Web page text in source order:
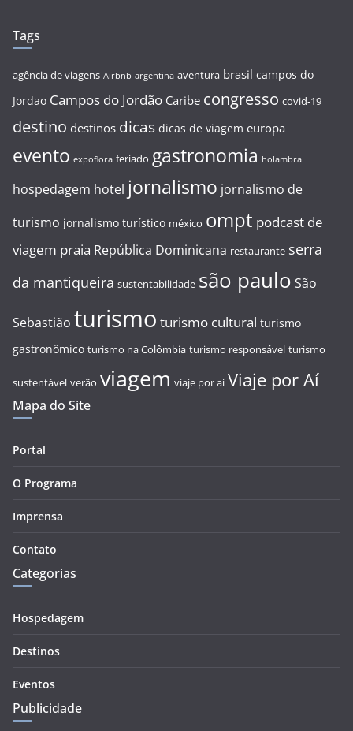
Tags
agência de viagens Airbnb argentina aventura brasil campos do
Jordao Campos do Jordão Caribe congresso covid-19
destino destinos dicas dicas de viagem europa
evento expoflora feriado gastronomia holambra
hospedagem hotel jornalismo jornalismo de
turismo jornalismo turístico méxico ompt podcast de
viagem praia República Dominicana restaurante serra
da mantiqueira sustentabilidade são paulo São
Sebastião turismo turismo cultural turismo
gastronômico turismo na Colômbia turismo responsável turismo
sustentável verão viagem viaje por ai Viaje por Aí
Mapa do Site
Portal
O Programa
Imprensa
Contato
Categorias
Hospedagem
Destinos
Eventos
Publicidade